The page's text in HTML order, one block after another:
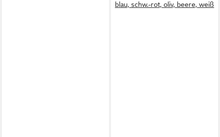
blau, schw.-rot, oliv, beere, weiß